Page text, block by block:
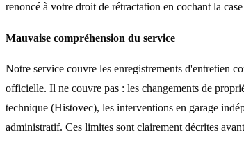
renoncé à votre droit de rétractation en cochant la
Mauvaise compréhension du service
Notre service couvre les enregistrements d'entretien
officielle. Il ne couvre pas : les changements de
technique (Histovec), les interventions en garage
administratif. Ces limites sont clairement décrites